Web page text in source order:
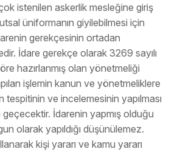
istenilen askerlik mesleğine giriş
üniformanın giyilebilmesi için
gerekçesinin ortadan
İdare gerekçe olarak 3269 sayılı
hazırlanmış olan yönetmeliği
işlemin kanun ve yönetmeliklere
tespitinin ve incelemesinin yapılması
geçecektir. İdarenin yapmış olduğu
olarak yapıldığı düşünülemez.
kişi yararı ve kamu yararı